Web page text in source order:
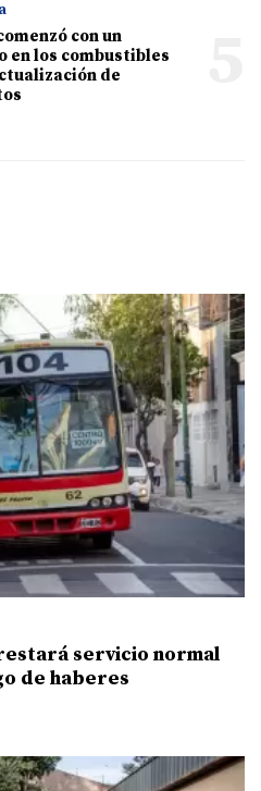
con un
en los combustibles
de
servicio normal
de haberes